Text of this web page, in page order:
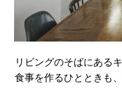
リビングのそばにある
食事を作るひとときも